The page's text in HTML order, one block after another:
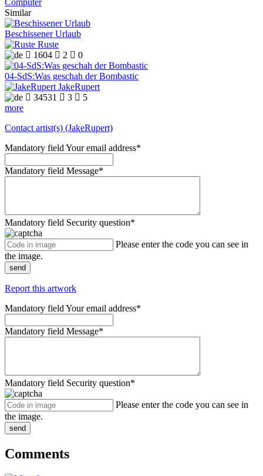
Computer
Similar
Beschissener Urlaub
Ruste
 1604  2  0
04-SdS:Was geschah der Bombastic
JakeRupert
 34531  3  5
more
Contact artist(s) (JakeRupert)
Mandatory field Your email address*
Mandatory field Message*
Mandatory field Security question*
Please enter the code you can see in
the image.
send
Report this artwork
Mandatory field Your email address*
Mandatory field Message*
Mandatory field Security question*
Please enter the code you can see in
the image.
send
Comments